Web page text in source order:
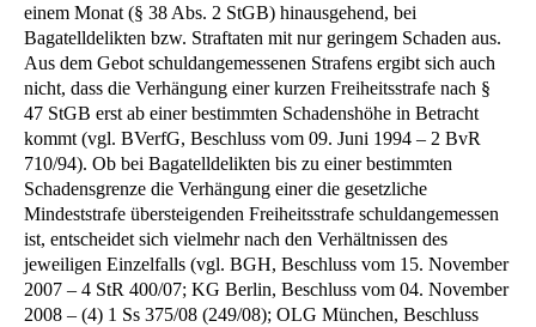
einem Monat (§ 38 Abs. 2 StGB) hinausgehend, bei
Bagatelldelikten bzw. Straftaten mit nur geringem Schaden aus.
Aus dem Gebot schuldangemessenen Strafens ergibt sich auch
nicht, dass die Verhängung einer kurzen Freiheitsstrafe nach §
47 StGB erst ab einer bestimmten Schadenshöhe in Betracht
kommt (vgl. BVerfG, Beschluss vom 09. Juni 1994 – 2 BvR
710/94). Ob bei Bagatelldelikten bis zu einer bestimmten
Schadensgrenze die Verhängung einer die gesetzliche
Mindeststrafe übersteigenden Freiheitsstrafe schuldangemessen
ist, entscheidet sich vielmehr nach den Verhältnissen des
jeweiligen Einzelfalls (vgl. BGH, Beschluss vom 15. November
2007 – 4 StR 400/07; KG Berlin, Beschluss vom 04. November
2008 – (4) 1 Ss 375/08 (249/08); OLG München, Beschluss